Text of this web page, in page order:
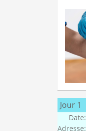
Jour 1
Date:
Adresse: